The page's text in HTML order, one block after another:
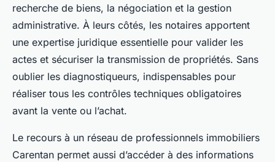
recherche de biens, la négociation et la gestion
administrative. À leurs côtés, les notaires apportent
une expertise juridique essentielle pour valider les
actes et sécuriser la transmission de propriétés. Sans
oublier les diagnostiqueurs, indispensables pour
réaliser tous les contrôles techniques obligatoires
avant la vente ou l’achat.
Le recours à un réseau de professionnels immobiliers
Carentan permet aussi d’accéder à des informations